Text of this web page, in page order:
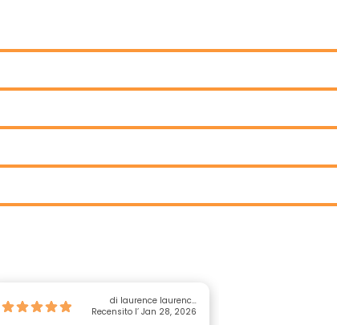
di laurence laurence
bonnot
Recensito l’ Jan 28, 2026